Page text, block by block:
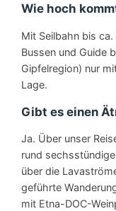
Wie hoch
Mit Seilbahn bis
Bussen und Guide
Gipfelregion) nur
Lage.
Gibt es einen
Ja. Über unser
rund
über die
geführte
mit Etna-DOC-